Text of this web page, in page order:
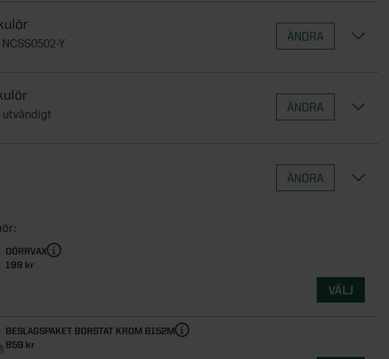
Y
utvändigt
DÖRRVAX
199 kr
VÄLJ
BESLAGSPAKET BORSTAT KROM B152M
859 kr